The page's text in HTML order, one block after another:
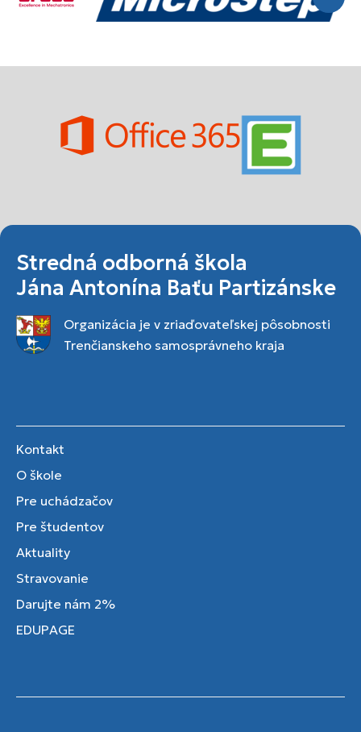
Stredná odborná škola
Jána Antonína Baťu Partizánske
Organizácia je v zriaďovateľskej pôsobnosti
Trenčianskeho samosprávneho kraja
Kontakt
O škole
Pre uchádzačov
Pre študentov
Aktuality
Stravovanie
Darujte nám 2%
EDUPAGE